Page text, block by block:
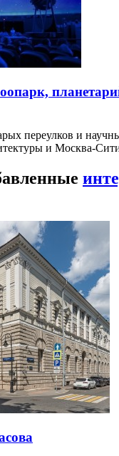
переулков и
и Москва-